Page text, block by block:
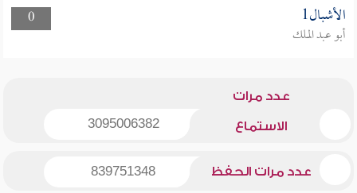
0
الأشبال1
أبو عبد الملك
عدد مرات
الاستماع 3095006382
عدد مرات الحفظ 839751348